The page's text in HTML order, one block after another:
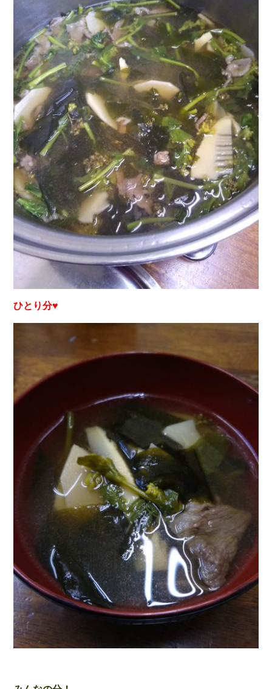
ひとり分♥